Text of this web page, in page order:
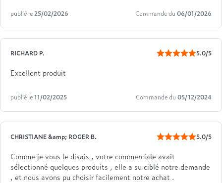
publié le25/02/2026 Commande du 06/01/2026
RICHARD P. 5.0/5
Excellent produit
publié le11/02/2025 Commande du 05/12/2024
CHRISTIANE &amp; ROGER B. 5.0/5
Comme je vous le disais , votre commerciale avait
sélectionné quelques produits , elle a su ciblé notre demande
, et nous avons pu choisir facilement notre achat .